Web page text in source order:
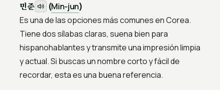
민준 (Min-jun)
Es una de las opciones más comunes en Corea.
Tiene dos sílabas claras, suena bien para
hispanohablantes y transmite una impresión limpia
y actual. Si buscas un nombre corto y fácil de
recordar, esta es una buena referencia.